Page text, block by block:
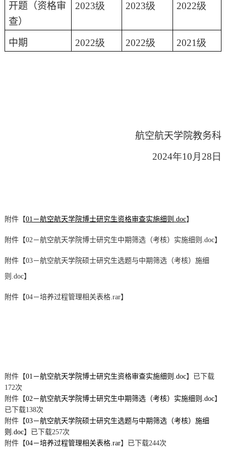
开题（资格审
查）
2023级 2023级 2022级
中期 2022级 2022级 2021级
航空航天学院教务科
2024年10月28 日
附件【01－航空航天学院博士研究生资格审查实施细则.doc】
附件【02－航空航天学院博士研究生中期筛选（考核）实施细则.doc】
附件【03－航空航天学院硕士研究生选题与中期筛选（考核）施细
则.doc】
附件【04－培养过程管理相关表格.rar】
附件【01－航空航天学院博士研究生资格审查实施细则.doc】已下载
172次
附件【02－航空航天学院博士研究生中期筛选（考核）实施细则.doc】
已下载138次
附件【03－航空航天学院硕士研究生选题与中期筛选（考核）施细
则.doc】已下载257次
附件【04－培养过程管理相关表格.rar】已下载244次